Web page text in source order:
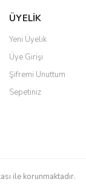
ÜYELİK
Yeni Üyelik
Üye Girişi
Şifremi Unuttum
Sepetiniz
ile korunmaktadır.